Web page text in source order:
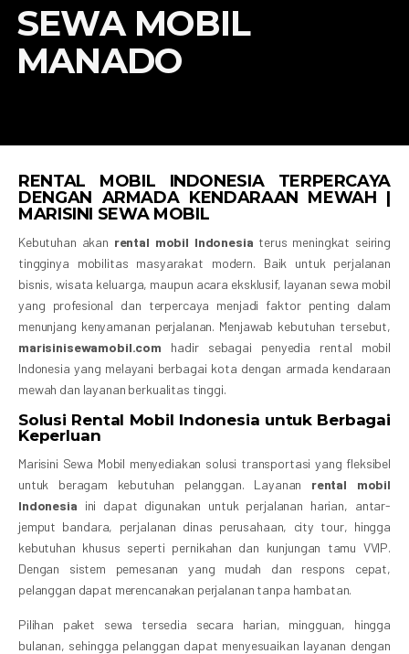
SEWA MOBIL
MANADO
RENTAL MOBIL INDONESIA TERPERCAYA
DENGAN ARMADA KENDARAAN MEWAH |
MARISINI SEWA MOBIL
Kebutuhan akan rental mobil Indonesia terus meningkat seiring
tingginya mobilitas masyarakat modern. Baik untuk perjalanan
bisnis, wisata keluarga, maupun acara eksklusif, layanan sewa mobil
yang profesional dan terpercaya menjadi faktor penting dalam
menunjang kenyamanan perjalanan. Menjawab kebutuhan tersebut,
marisinisewamobil.com hadir sebagai penyedia rental mobil
Indonesia yang melayani berbagai kota dengan armada kendaraan
mewah dan layanan berkualitas tinggi.
Solusi Rental Mobil Indonesia untuk Berbagai
Keperluan
Marisini Sewa Mobil menyediakan solusi transportasi yang fleksibel
untuk beragam kebutuhan pelanggan. Layanan rental mobil
Indonesia ini dapat digunakan untuk perjalanan harian, antar-
jemput bandara, perjalanan dinas perusahaan, city tour, hingga
kebutuhan khusus seperti pernikahan dan kunjungan tamu VVIP.
Dengan sistem pemesanan yang mudah dan respons cepat,
pelanggan dapat merencanakan perjalanan tanpa hambatan.
Pilihan paket sewa tersedia secara harian, mingguan, hingga
bulanan, sehingga pelanggan dapat menyesuaikan layanan dengan